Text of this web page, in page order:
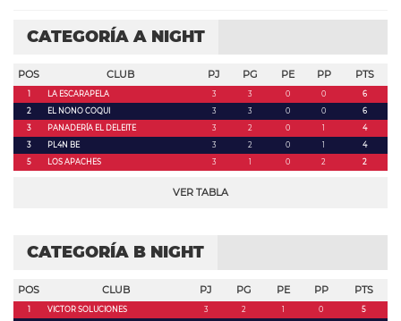
CATEGORÍA A NIGHT
POS CLUB PJ PG PE PP PTS
1 LA ESCARAPELA 3 3 0 0
6
2
EL NONO COQUI 3 3 0 0
6
3
PANADERÍA EL DELEITE 3 2 0 1
4
3
PL4N BE 3 2 0 1
4
5
LOS APACHES 3 1 0 2 2
VER TABLA
CATEGORÍA B NIGHT
POS CLUB PJ PG PE PP PTS
1 VICTOR SOLUCIONES 3 2 1 0
5